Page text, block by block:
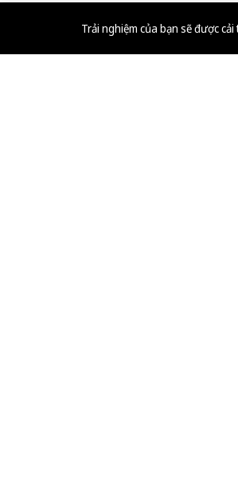
Trải nghiệm của bạn sẽ được